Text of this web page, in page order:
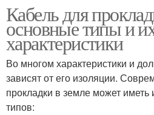
Кабель для
основные типы и
характеристики
Во многом характеристики и
зависят от его изоляции.
прокладки в земле может
типов: